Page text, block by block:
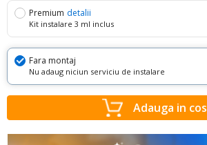
Premium detalii
Kit instalare 3 ml inclus
Fara montaj
Nu adaug niciun serviciu de instalare
Adauga in cos